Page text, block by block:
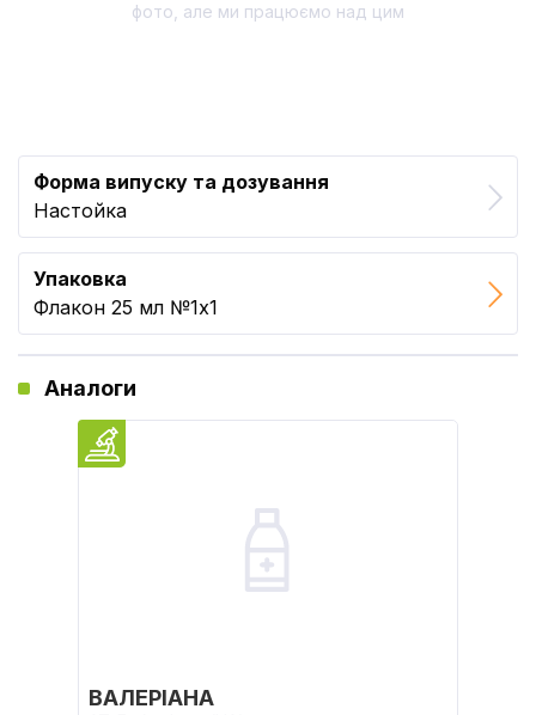
фото, але ми працюємо над цим
Форма випуску та дозування
Настойка
Упаковка
Флакон 25 мл №1x1
Аналоги
ВАЛЕРІАНА